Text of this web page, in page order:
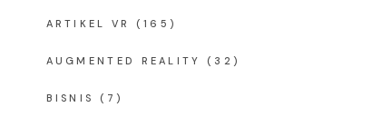
ARTIKEL VR (165)
AUGMENTED REALITY (32)
BISNIS (7)